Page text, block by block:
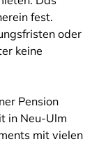
fest.
oder
keine
Pension
in Neu-Ulm
mit vielen